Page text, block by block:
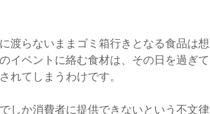
渡らないままゴミ箱行きとなる食品は想
イベントに絡む食材は、その日を過ぎて
れてしまうわけです。
しか消費者に提供できないという不文律